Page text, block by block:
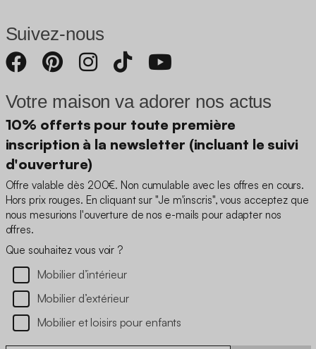
Suivez-nous
Votre maison va adorer nos actus
10% offerts pour toute première
inscription à la newsletter (incluant le suivi
d'ouverture)
Offre valable dès 200€. Non cumulable avec les offres en cours.
Hors prix rouges. En cliquant sur "Je m'inscris", vous acceptez que
nous mesurions l'ouverture de nos e-mails pour adapter nos
offres.
Que souhaitez vous voir ?
Mobilier d’intérieur
Mobilier d’extérieur
Mobilier et loisirs pour enfants